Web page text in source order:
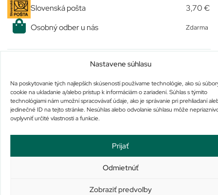
Nastavene súhlasu
Na poskytovanie tých najlepších skúseností používame technológie, ako sú
cookie na ukladanie a/alebo prístup k informáciám o zariadení. Súhlas s týmito
technológiami nám umožní spracovávať údaje, ako je správanie pri prehliadaní
jedinečné ID na tejto stránke. Nesúhlas alebo odvolanie súhlasu môže
ovplyvniť určité vlastnosti a funkcie.
Prijať
Odmietnúť
Zobraziť predvoľby
Slovenská pošta
3,70 €
Osobný odber u nás
Zdarma
Podobné produkty
ellaOne 30 mg filmom
obalená tableta
Nie je na sklade
Viac info